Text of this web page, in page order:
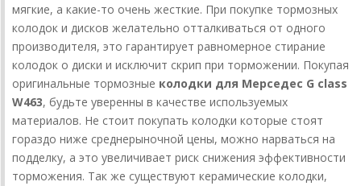
мягкие, а какие-то очень жесткие. При покупке тормозных
колодок и дисков желательно отталкиваться от одного
производителя, это гарантирует равномерное стирание
колодок о диски и исключит скрип при торможении. Покупая
оригинальные тормозные колодки для Мерседес G class
W463, будьте уверенны в качестве используемых
материалов. Не стоит покупать колодки которые стоят
гораздо ниже среднерыночной цены, можно нарваться на
подделку, а это увеличивает риск снижения эффективности
торможения. Так же существуют керамические колодки,